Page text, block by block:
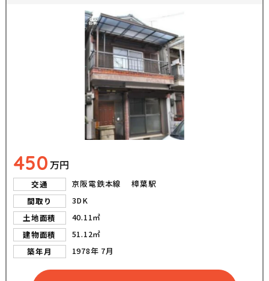
450万円
交通
京阪電鉄本線 樟葉駅
間取り
3DK
土地面積
40.11㎡
建物面積
51.12㎡
築年月
1978年 7月